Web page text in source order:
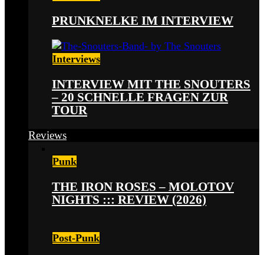
PRUNKNELKE IM INTERVIEW
Interviews
INTERVIEW MIT THE SNOUTERS
– 20 SCHNELLE FRAGEN ZUR
TOUR
Reviews
Punk
THE IRON ROSES – MOLOTOV
NIGHTS ::: REVIEW (2026)
Post-Punk